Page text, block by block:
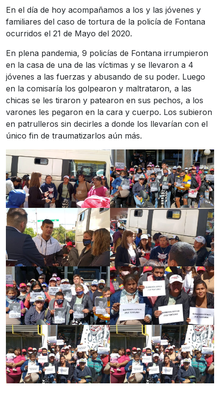
En el día de hoy acompañamos a los y las jóvenes y
familiares del caso de tortura de la policía de Fontana
ocurridos el 21 de Mayo del 2020.
En plena pandemia, 9 policías de Fontana irrumpieron
en la casa de una de las víctimas y se llevaron a 4
jóvenes a las fuerzas y abusando de su poder. Luego
en la comisaría los golpearon y maltrataron, a las
chicas se les tiraron y patearon en sus pechos, a los
varones les pegaron en la cara y cuerpo. Los subieron
en patrulleros sin decirles a donde los llevarían con el
único fin de traumatizarlos aún más.